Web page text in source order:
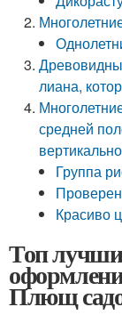
лиана,
средней
Группа
Красиво
Топ
Плющ